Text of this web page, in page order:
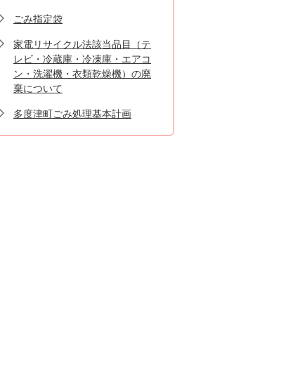
ごみ指定袋
家電リサイクル法該当品目（テ
レビ・冷蔵庫・冷凍庫・エアコ
ン・洗濯機・衣類乾燥機）の廃
棄について
多度津町ごみ処理基本計画